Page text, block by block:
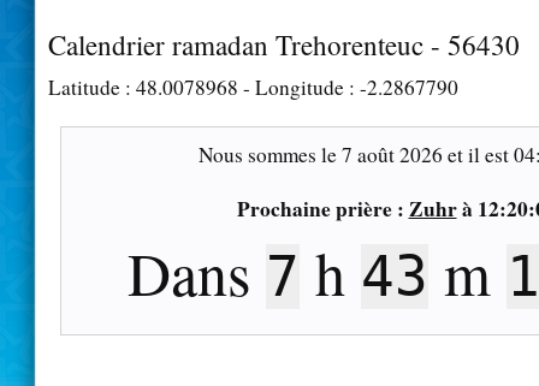
Calendrier ramadan Trehorenteuc - 56430
Latitude : 48.0078968 - Longitude : -2.2867790
Nous sommes le7 août 2026 et il est
Prochaine prière : Zuhrà
Dans 7 h 43 m